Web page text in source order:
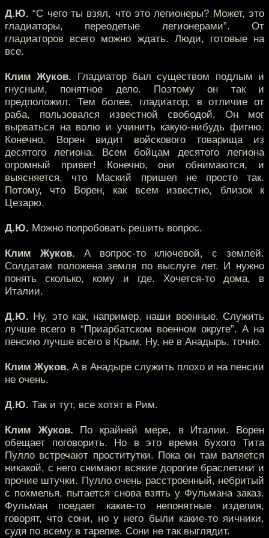
Д.Ю. “С чего ты взял, что это легионеры? Может, это
гладиаторы, переодетые легионерами”. От
гладиаторов всего можно ждать. Люди, готовые на
все.
Клим Жуков. Гладиатор был существом подлым и
гнусным, понятное дело. Поэтому он так и
предположил. Тем более, гладиатор, в отличие от
раба, пользовался известной свободой. Он мог
вырваться на волю и учинить какую-нибудь фигню.
Конечно, Ворен видит войскового товарища из
десятого легиона. Всем бойцам десятого легиона
огромный привет! Конечно, они обнимаются, и
выясняется, что Маский пришел не просто так.
Потому, что Ворен, как всем известно, близок к
Цезарю.
Д.Ю. Можно попробовать решить вопрос.
Клим Жуков. А вопрос-то ключевой, с землей.
Солдатам положена земля по выслуге лет. И нужно
понять сколько, кому и где. Хочется-то дома, в
Италии.
Д.Ю. Ну, это как, например, наши военные. Служить
лучше всего в “Приарбатском военном округе”. А на
пенсию лучше всего в Крым. Ну, не в Анадырь, точно.
Клим Жуков. А в Анадыре служить плохо и на пенсии
не очень.
Д.Ю. Так и тут, все хотят в Рим.
Клим Жуков. По крайней мере, в Италии. Ворен
обещает поговорить. Но в это время бухого Тита
Пулло встречают проститутки. Пока он там валяется
никакой, с него снимают всякие дорогие браслетики и
прочие штучки. Пулло очень расстроенный, небритый
с похмелья, пытается снова взять у Фульмана заказ.
Фульман поедает какие-то непонятные изделия,
говорят, что сони, но у него были какие-то яичники,
судя по всему в тарелке. Сони не так выглядит.